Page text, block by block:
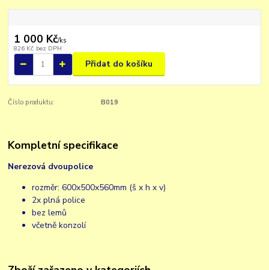
1 000 Kč/ks
826 Kč bez DPH
Přidat do košíku
Číslo produktu: B019
Kompletní specifikace
Nerezová dvoupolice
rozměr: 600x500x560mm (š x h x v)
2x plná police
bez lemů
včetně konzolí